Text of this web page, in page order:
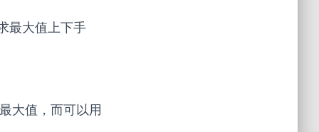
最大值上下手
大值，而可以用